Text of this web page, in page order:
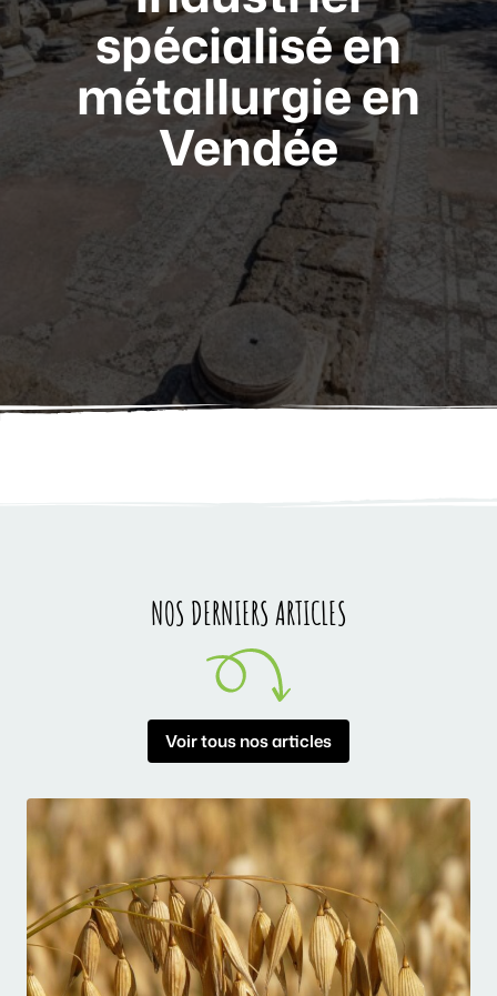
comptable en
Lorraine et
Luxembourg
spécialisé en
métallurgie en
Vendée
organismes
porteurs du sigle
NOS DERNIERS ARTICLES
Voir tous nos articles